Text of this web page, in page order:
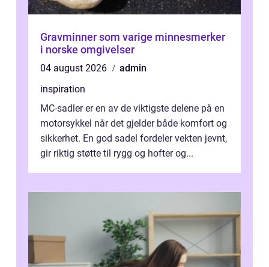
Gravminner som varige minnesmerker
i norske omgivelser
04 august 2026
admin
inspiration
MC-sadler er en av de viktigste delene på en
motorsykkel når det gjelder både komfort og
sikkerhet. En god sadel fordeler vekten jevnt,
gir riktig støtte til rygg og hofter og...